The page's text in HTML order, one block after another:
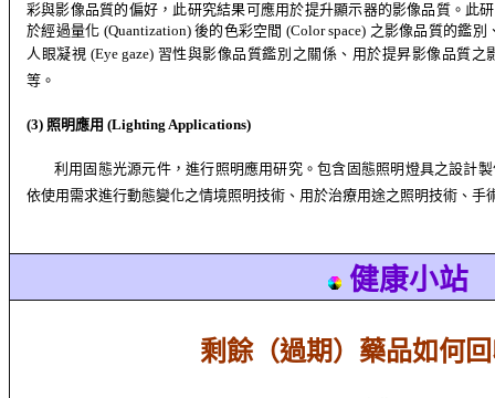
彩與影像品質的偏好，此研究結果可應用於提升顯示器的影像品質。此
於經過量化 (Quantization) 後的色彩空間 (Color space) 之影像品質的鑑別
人眼凝視 (Eye gaze) 習性與影像品質鑑別之關係、用於提昇影像品質
等。
(3) 照明應用 (Lighting Applications)
利用固態光源元件，進行照明應用研究。包含固態照明燈具之設計
依使用需求進行動態變化之情境照明技術、用於治療用途之照明技術、手
健康小站
剩餘（過期）藥品如何